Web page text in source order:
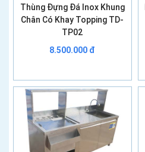
Thùng Đựng Đá Inox Khung
Chân Có Khay Topping TD-
TP02
8.500.000 đ